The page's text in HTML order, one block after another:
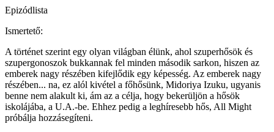
Epizódlista
Ismertető:
A történet szerint egy olyan világban élünk, ahol szuperhősök és
szupergonoszok bukkannak fel minden második sarkon, hiszen az
emberek nagy részében kifejlődik egy képesség. Az emberek nagy
részében... na, ez alól kivétel a főhősünk, Midoriya Izuku, ugyanis
benne nem alakult ki, ám az a célja, hogy bekerüljön a hősök
iskolájába, a U.A.-be. Ehhez pedig a leghíresebb hős, All Might
próbálja hozzásegíteni.